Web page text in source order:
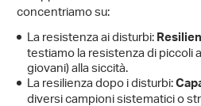
concentriamo su:
La resistenza ai disturbi:
testiamo la resistenza di piccoli
giovani) alla siccità.
La resilienza dopo i disturbi:
diversi campioni sistematici o